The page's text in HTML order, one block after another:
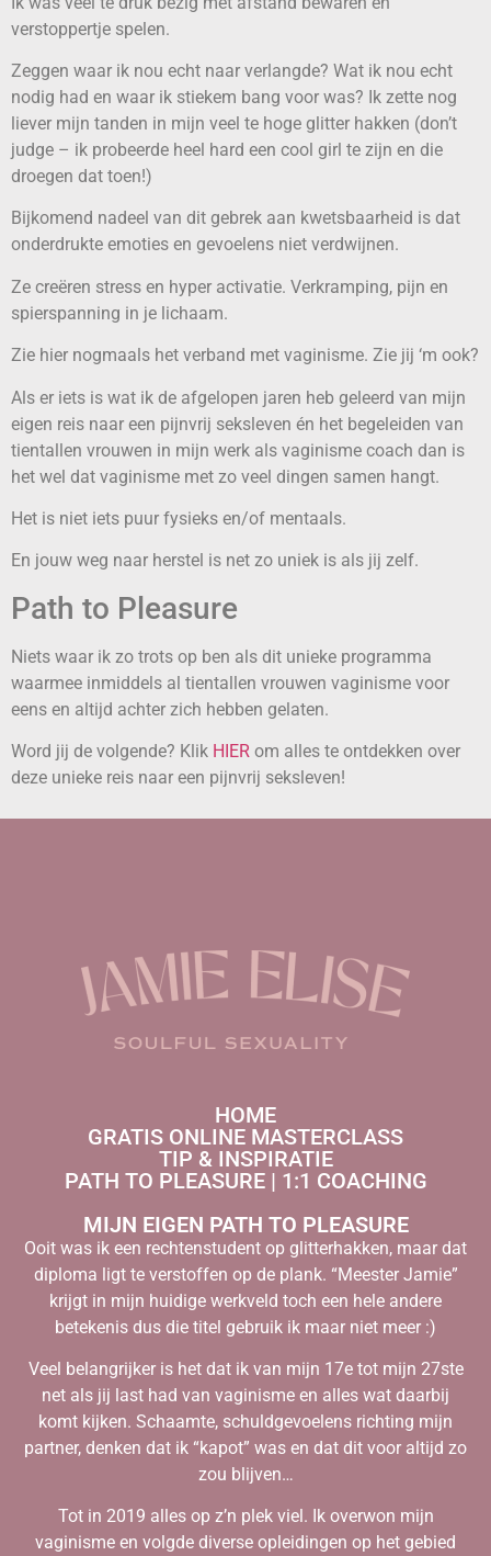
verstoppertje spelen.
Zeggen waar ik nou echt naar verlangde? Wat ik nou echt
nodig had en waar ik stiekem bang voor was? Ik zette nog
liever mijn tanden in mijn veel te hoge glitter hakken (don’t
judge – ik probeerde heel hard een cool girl te zijn en die
droegen dat toen!)
Bijkomend nadeel van dit gebrek aan kwetsbaarheid is dat
onderdrukte emoties en gevoelens niet verdwijnen.
Ze creëren stress en hyper activatie. Verkramping, pijn en
spierspanning in je lichaam.
Zie hier nogmaals het verband met vaginisme. Zie jij ‘m ook?
Als er iets is wat ik de afgelopen jaren heb geleerd van mijn
eigen reis naar een pijnvrij seksleven én het begeleiden van
tientallen vrouwen in mijn werk als vaginisme coach dan is
het wel dat vaginisme met zo veel dingen samen hangt.
Het is niet iets puur fysieks en/of mentaals.
En jouw weg naar herstel is net zo uniek is als jij zelf.
Path to Pleasure
Niets waar ik zo trots op ben als dit unieke programma
waarmee inmiddels al tientallen vrouwen vaginisme voor
eens en altijd achter zich hebben gelaten.
Word jij de volgende? Klik HIER om alles te ontdekken over
deze unieke reis naar een pijnvrij seksleven!
HOME
GRATIS ONLINE MASTERCLASS
TIP & INSPIRATIE
PATH TO PLEASURE | 1:1 COACHING
MIJN EIGEN PATH TO PLEASURE
Ooit was ik een rechtenstudent op glitterhakken, maar dat
diploma ligt te verstoffen op de plank. “Meester Jamie”
krijgt in mijn huidige werkveld toch een hele andere
betekenis dus die titel gebruik ik maar niet meer :)
Veel belangrijker is het dat ik van mijn 17e tot mijn 27ste
net als jij last had van vaginisme en alles wat daarbij
komt kijken. Schaamte, schuldgevoelens richting mijn
partner, denken dat ik “kapot” was en dat dit voor altijd zo
zou blijven…
Tot in 2019 alles op z’n plek viel. Ik overwon mijn
vaginisme en volgde diverse opleidingen op het gebied